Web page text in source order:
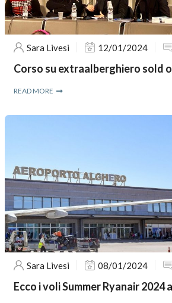
Sara Livesi 12/01/2024
Corso su extraalberghiero sold
READ MORE
Sara Livesi 08/01/2024
Ecco i voli Summer Ryanair 2024